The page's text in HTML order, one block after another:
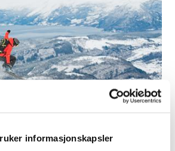
informasjonskapsler